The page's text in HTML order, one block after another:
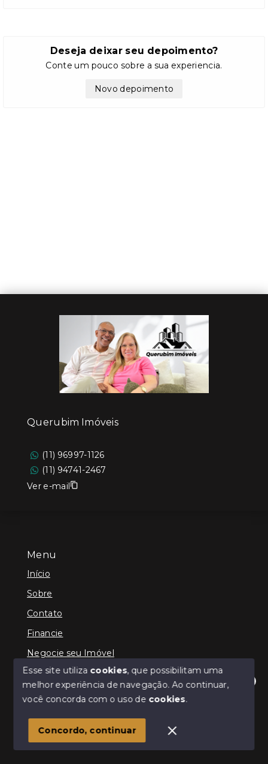
Deseja deixar seu depoimento?
Conte um pouco sobre a sua experiencia.
Novo depoimento
Menu
Início
Sobre
Contato
Financie
Negocie seu Imóvel
© Copyright 2026 - Querubim Imóveis - Todos os
SITE PARA IMOBILIARIA
Querubim Imóveis
(11) 96997-1126
(11) 94741-2467
Ver e-mail
Olá! Estamos disponíveis para te ajudar.
Esse site utiliza cookies, que possibilitam uma
melhor experiência de navegação.Ao continuar,
você concorda com o uso de cookies.
Concordo, continuar